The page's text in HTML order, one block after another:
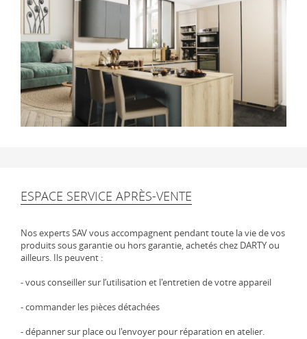
ESPACE SERVICE APRÈS-VENTE
Nos experts SAV vous accompagnent pendant toute la vie de vos
produits sous garantie ou hors garantie, achetés chez DARTY ou
ailleurs. Ils peuvent :
- vous conseiller sur l’utilisation et l'entretien de votre appareil
- commander les pièces détachées
- dépanner sur place ou l'envoyer pour réparation en atelier.